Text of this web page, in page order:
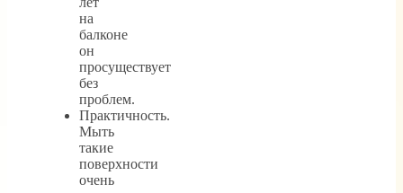
на
балконе
он
просуществует
без
проблем.
Практичность.
Мыть
такие
поверхности
очень